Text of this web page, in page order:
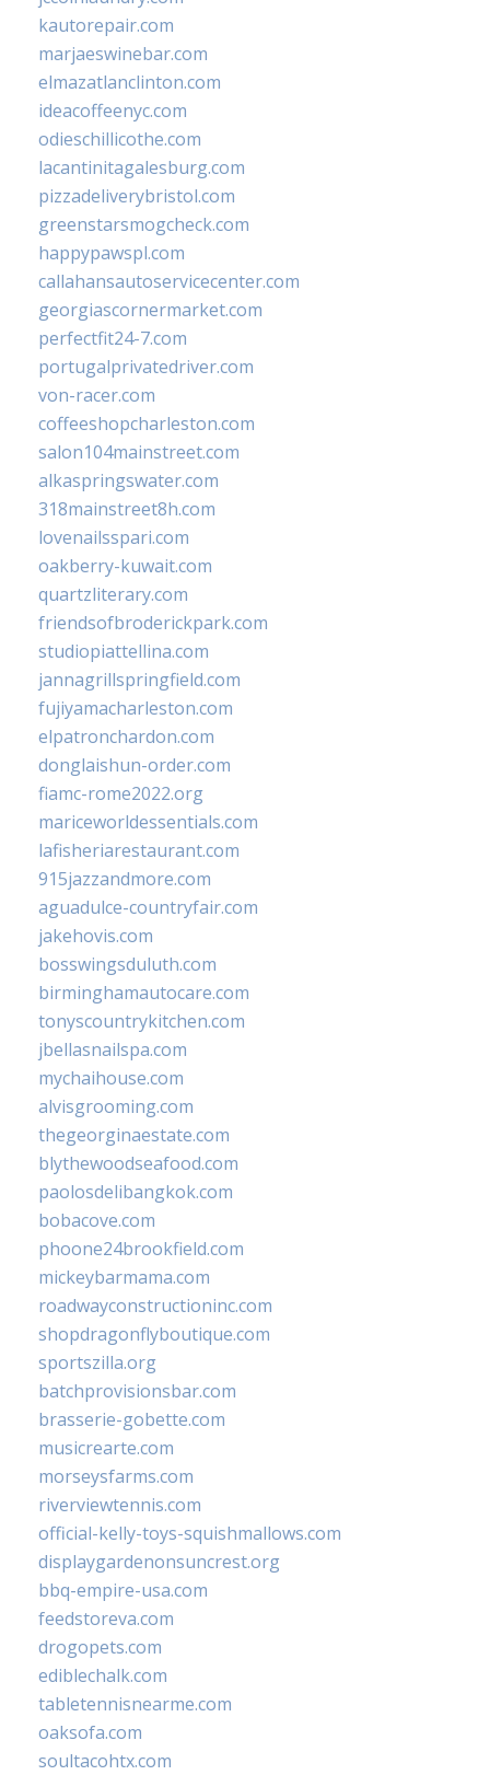
kautorepair.com
marjaeswinebar.com
elmazatlanclinton.com
ideacoffeenyc.com
odieschillicothe.com
lacantinitagalesburg.com
pizzadeliverybristol.com
greenstarsmogcheck.com
happypawspl.com
callahansautoservicecenter.com
georgiascornermarket.com
perfectfit24-7.com
portugalprivatedriver.com
von-racer.com
coffeeshopcharleston.com
salon104mainstreet.com
alkaspringswater.com
318mainstreet8h.com
lovenailsspari.com
oakberry-kuwait.com
quartzliterary.com
friendsofbroderickpark.com
studiopiattellina.com
jannagrillspringfield.com
fujiyamacharleston.com
elpatronchardon.com
donglaishun-order.com
fiamc-rome2022.org
mariceworldessentials.com
lafisheriarestaurant.com
915jazzandmore.com
aguadulce-countryfair.com
jakehovis.com
bosswingsduluth.com
birminghamautocare.com
tonyscountrykitchen.com
jbellasnailspa.com
mychaihouse.com
alvisgrooming.com
thegeorginaestate.com
blythewoodseafood.com
paolosdelibangkok.com
bobacove.com
phoone24brookfield.com
mickeybarmama.com
roadwayconstructioninc.com
shopdragonflyboutique.com
sportszilla.org
batchprovisionsbar.com
brasserie-gobette.com
musicrearte.com
morseysfarms.com
riverviewtennis.com
official-kelly-toys-squishmallows.com
displaygardenonsuncrest.org
bbq-empire-usa.com
feedstoreva.com
drogopets.com
ediblechalk.com
tabletennisnearme.com
oaksofa.com
soultacohtx.com